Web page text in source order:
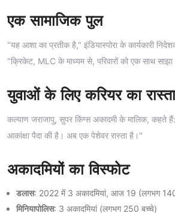
एक सामाजिक पुल
"यह आशा का प्रतीक है," इंडियास्पोरा के कार्यकारी
"क्रिकेट, MLC के माध्यम से, परिवारों को एक साथ
युवाओं के लिए करियर का रास्ता
कल्याण जराजापु, सुपर किंग्स अकादमी के मालिक, कहते
आकांक्षा पैदा की है। अब एक पेशेवर रास्ता है।"
अकादमियों का विस्फोट
डलास: 2022 में 3 अकादमियां, आज 19 (लगभग
मिनियापोलिस: 3 अकादमियां (लगभग 250 बच्चे)